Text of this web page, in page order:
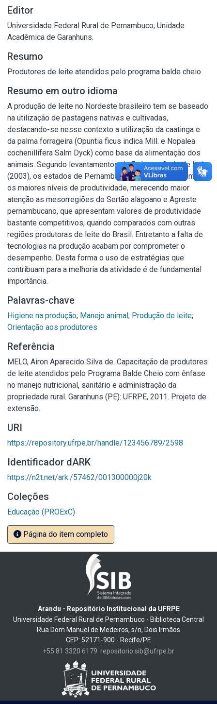
Editor
Universidade Federal Rural de Pernambuco; Unidade
Acadêmica de Garanhuns.
Resumo
Produtores de leite atendidos pelo programa balde cheio
Resumo em outro idioma
A produção de leite no Nordeste brasileiro tem se baseado
na utilização de pastagens nativas e cultivadas,
destacando-se nesse contexto a utilização da caatinga e
da palma forrageira (Opuntia ficus indica Mill. e Nopalea
cochenillifera Salm Dyck) como base da alimentação dos
animais. Segundo levantamentos da Embrapa Gado de Leite
(2003), os estados de Pernambuco e Alagoas apresentam
os maiores níveis de produtividade, merecendo maior
atenção as mesorregiões do Sertão alagoano e Agreste
pernambucano, que apresentam valores de produtividade
bastante competitivos, quando comparados com outras
regiões produtoras de leite do Brasil. Entretanto a falta de
tecnologias na produção acabam por comprometer o
desempenho. Desta forma o uso de estratégias que
contribuam para a melhoria da atividade é de fundamental
importância.
Palavras-chave
Higiene na produção; Manejo animal; Produção de leite;
Orientação aos produtores
Referência
MELO, Airon Aparecido Silva de. Capacitação de produtores
de leite atendidos pelo Programa Balde Cheio com ênfase
no manejo nutricional, sanitário e administração da
propriedade rural. Garanhuns (PE): UFRPE, 2011. Projeto de
extensão.
URI
https://repository.ufrpe.br/handle/123456789/2598
Identificador dARK
https://n2t.net/ark:/57462/001300000j20k
Coleções
Educação (PROExC)
Página do item completo
Arandu - Repositório Institucional da UFRPE
Universidade Federal Rural de Pernambuco - Biblioteca Central
Rua Dom Manuel de Medeiros, s/n, Dois Irmãos
CEP: 52171-900 - Recife/PE
+55 81 3320 6179 repositorio.sib@ufrpe.br